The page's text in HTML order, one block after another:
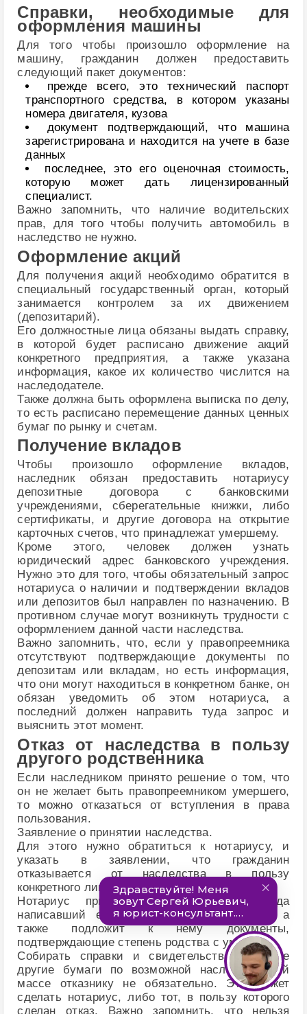
Справки, необходимые для
оформления машины
Для того чтобы произошло оформление на
машину, гражданин должен предоставить
следующий пакет документов:
прежде всего, это технический паспорт
транспортного средства, в котором указаны
номера двигателя, кузова
документ подтверждающий, что машина
зарегистрирована и находится на учете в базе
данных
последнее, это его оценочная стоимость,
которую может дать лицензированный
специалист.
Важно запомнить, что наличие водительских
прав, для того чтобы получить автомобиль в
наследство не нужно.
Оформление акций
Для получения акций необходимо обратится в
специальный государственный орган, который
занимается контролем за их движением
(депозитарий).
Его должностные лица обязаны выдать справку,
в которой будет расписано движение акций
конкретного предприятия, а также указана
информация, какое их количество числится на
наследодателе.
Также должна быть оформлена выписка по делу,
то есть расписано перемещение данных ценных
бумаг по рынку и счетам.
Получение вкладов
Чтобы произошло оформление вкладов,
наследник обязан предоставить нотариусу
депозитные договора с банковскими
учреждениями, сберегательные книжки, либо
сертификаты, и другие договора на открытие
карточных счетов, что принадлежат умершему.
Кроме этого, человек должен узнать
юридический адрес банковского учреждения.
Нужно это для того, чтобы обязательный запрос
нотариуса о наличии и подтверждении вкладов
или депозитов был направлен по назначению. В
противном случае могут возникнуть трудности с
оформлением данной части наследства.
Важно запомнить, что, если у правопреемника
отсутствуют подтверждающие документы по
депозитам или вкладам, но есть информация,
что они могут находиться в конкретном банке, он
обязан уведомить об этом нотариуса, а
последний должен направить туда запрос и
выяснить этот момент.
Отказ от наследства в пользу
другого родственника
Если наследником принято решение о том, что
он не желает быть правопреемником умершего,
то можно отказаться от вступления в права
пользования.
Заявление о принятии наследства.
Для этого нужно обратиться к нотариусу, и
указать в заявлении, что гражданин
отказывается от наследства в пользу
конкретного лица, либо не указывать его.
Нотариус примет такое заявление, когда
написавший его предъявит свой паспорт, а
также подложит к нему документы,
подтверждающие степень родства с умершим.
Собирать справки и свидетельства, а также
другие бумаги по возможной наследственной
массе отказнику не обязательно. Это может
сделать нотариус, либо тот, в пользу которого
сделан отказ. Важно запомнить, что нельзя